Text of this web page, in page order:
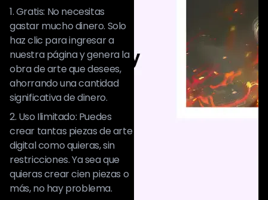
1. Gratis: No necesitas
gastar mucho dinero. Solo
haz clic para ingresar a
nuestra página y genera la
obra de arte que desees,
ahorrando una cantidad
significativa de dinero.
2. Uso Ilimitado: Puedes
crear tantas piezas de arte
digital como quieras, sin
restricciones. Ya sea que
quieras crear cien piezas o
más, no hay problema.